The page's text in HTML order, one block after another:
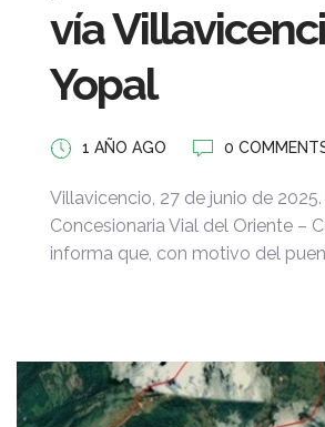
vía
Yopal
1 AÑO AGO 0
Villavicencio, 27 de junio de 2025.
Concesionaria Vial del Oriente –
informa que, con motivo del